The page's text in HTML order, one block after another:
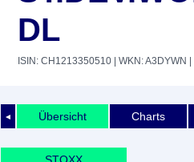
DL
ISIN: CH1213350510 | WKN: A3DYWN
◄ Übersicht Charts
STOXX